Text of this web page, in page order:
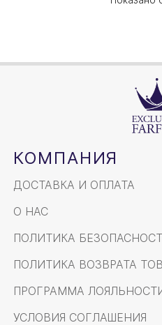
КОМПАНИЯ
ДОСТАВКА И ОПЛАТА
О НАС
ПОЛИТИКА
ПОЛИТИКА ВОЗВРАТА
ПРОГРАММА
УСЛОВИЯ СОГЛАШЕНИЯ